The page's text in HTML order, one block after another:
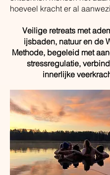
hoeveel kracht er al
Veilige retreats met
ijsbaden, natuur en de
Methode, begeleid met
stressregulatie,
innerlijke